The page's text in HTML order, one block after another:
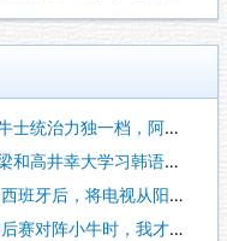
治力独一档，阿根廷有
井幸大学习韩语和日语
后，将电视从阳台上扔了
阵小牛时，我才意识到姚